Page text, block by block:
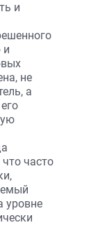
и
и
не
а
часто
уровне